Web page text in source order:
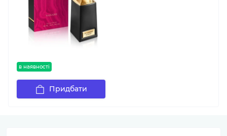
в наявності
Придбати